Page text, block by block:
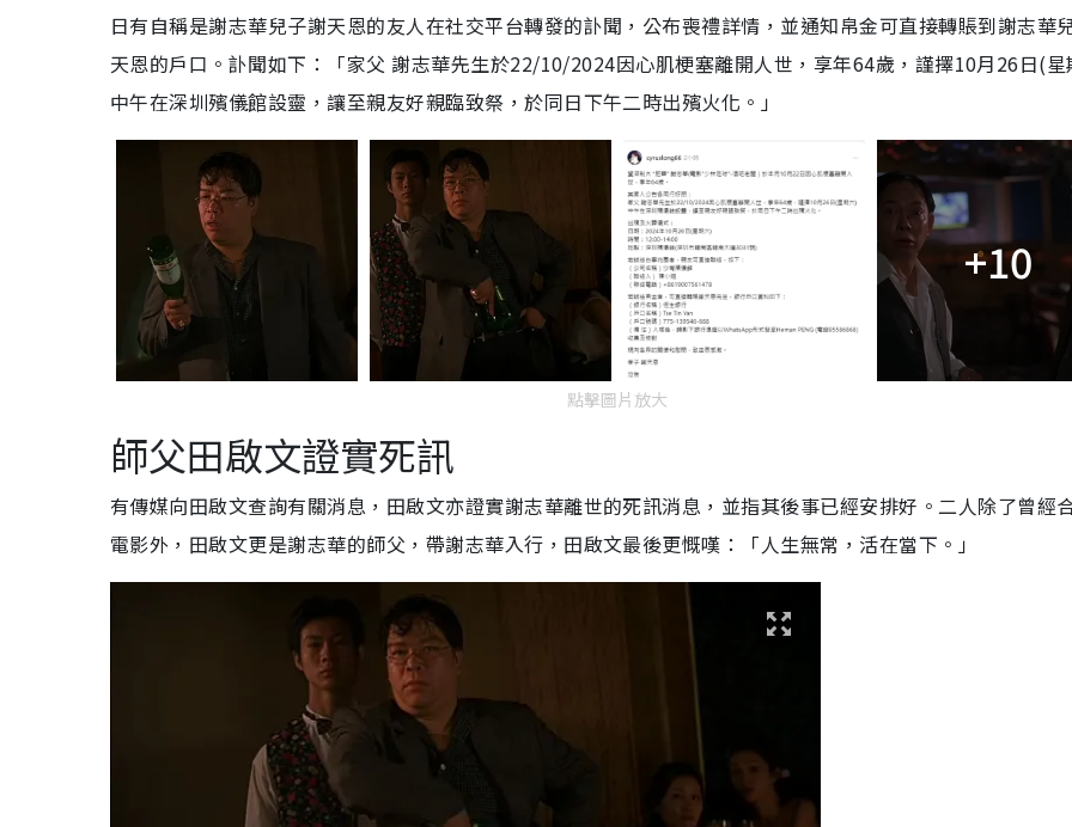
日有自稱是謝志華兒子謝天恩的友人在社交平台轉發的訃聞，公布喪禮詳情，並通知帛金可直接轉賬到謝志華
天恩的戶口。 訃聞如下：「家父 謝志華先生於22/10/2024因心肌梗塞離開人世，享年64歲，謹擇10月26日(
中午在深圳殯儀館設靈，讓至親友好親臨致祭，於同日下午二時出殯火化。」
+10
點擊圖片放大
師父田啟文證實死訊
有傳媒向田啟文查詢有關消息，田啟文亦證實謝志華離世的死訊消息，並指其後事已經安排好。二人除了曾經
電影外，田啟文更是謝志華的師父，帶謝志華入行，田啟文最後更慨嘆：「人生無常，活在當下。」